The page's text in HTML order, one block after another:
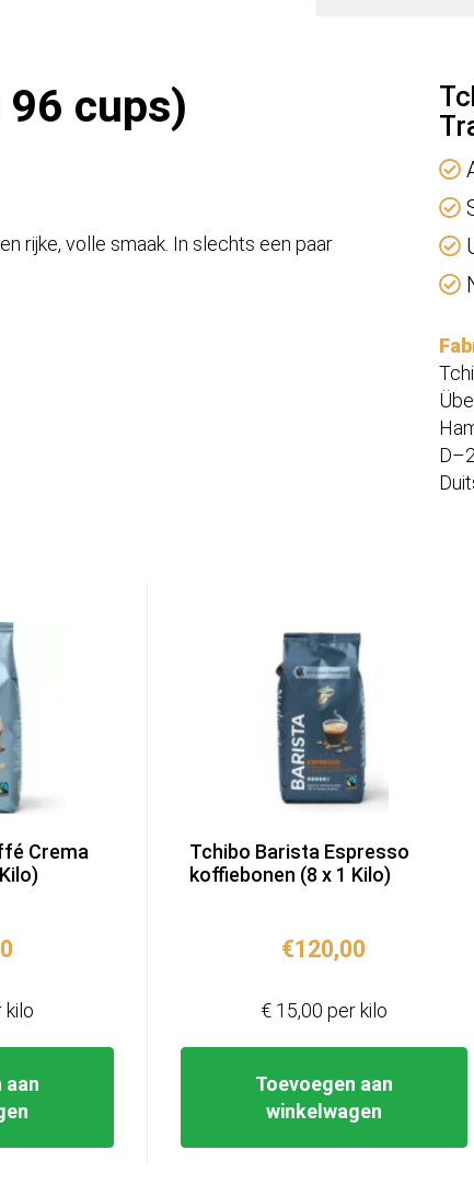
cups)
rijke, volle smaak. In slechts een paar
Crema
aan
kilo
Tchibo Barista Espresso
koffiebonen (8 x 1 Kilo)
€120,00
Toevoegen aan
winkelwagen
€ 15,00 per kilo